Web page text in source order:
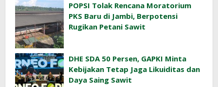
POPSI Tolak Rencana Moratorium
PKS Baru di Jambi, Berpotensi
Rugikan Petani Sawit
DHE SDA 50 Persen, GAPKI Minta
Kebijakan Tetap Jaga Likuiditas dan
Daya Saing Sawit